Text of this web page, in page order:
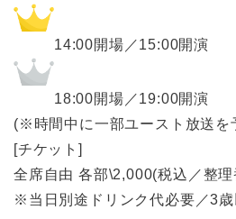
14:00開場／15:00開演
18:00開場／19:00開演
(※時間中に一部ユースト放送を
[チケット]
全席自由 各部\2,000(税込／整
※当日別途ドリンク代必要／3